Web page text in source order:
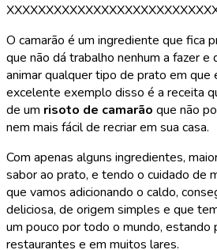
O camarão é um ingrediente que fica
que não dá trabalho nenhum a fazer e
animar qualquer tipo de prato em que
excelente exemplo disso é a receita
de um risoto de camarão que não
nem mais fácil de recriar em sua casa.
Com apenas alguns ingredientes,
sabor ao prato, e tendo o cuidado de
que vamos adicionando o caldo,
deliciosa, de origem simples e que
um pouco por todo o mundo, estando
restaurantes e em muitos lares.